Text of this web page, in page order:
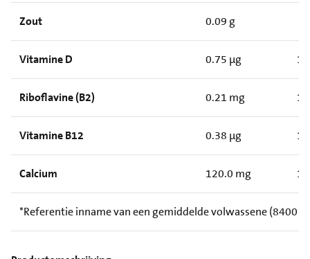
Zout 0.09 g
Vitamine D 0.75 µg
Riboflavine (B2) 0.21 mg
Vitamine B12 0.38 µg
Calcium 120.0 mg
*Referentie inname van een gemiddelde volwassene (8400